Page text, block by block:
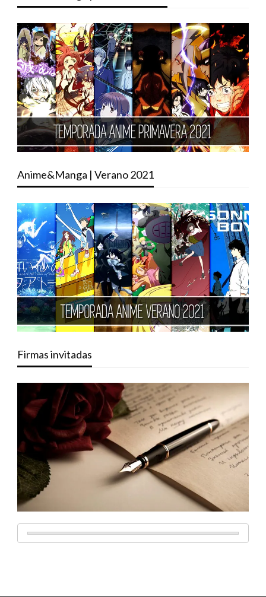
Anime&Manga | Verano 2021
Firmas invitadas